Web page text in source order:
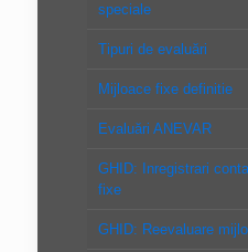
speciale
Tipuri de evaluări
Mijloace fixe definitie
Evaluări ANEVAR
GHID: Inregistrari
fixe
GHID: Reevaluare